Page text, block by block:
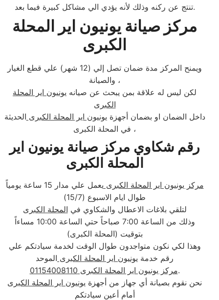
تنتج عن ركنه وذلك لأنه يؤدي الي مشاكل كبيرة فيما بعد.
مركز صيانة يونيون اير المحلة
الكبرى
ويمنح المركز مدة ضمان تصل إلي (12 شهر) علي قطع الغيار
والصيانة ،
لكن ليس له علاقة بمن يبحث عن صيانه يونيون اير المحلة
الكبرى
داخل الضمان او بضمان أجهزة يونيون اير المحلة الكبرى الحديثة
في المحلة الكبرى ،
رقم شكاوي مركز صيانة يونيون اير
المحلة الكبرى
مركز يونيون اير المحلة الكبرى
يعمل علي مدار 15 ساعة يومياً
طوال ايام الاسبوع (15/7)
لتلقي بلاغات الاعطال والشكاوي في المحلة الكبرى
وذلك من الساعة 7:00 صباحاً حتي الساعة 10:00 مساءاً
بتوقيت (المحلة الكبرى)
وهذا لكي نكون متواجدون طوال الوقت لخدمة سيادتكم علي
رقم خدمة يونيون اير المحلة الكبرى الموحد
مركز يونيون اير المحلة الكبرى 01154008110.
نحن نقوم بصيانة أي جهاز من أجهزة يونيون اير المحلة الكبرى
أمام أعين سيادتكم